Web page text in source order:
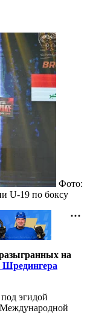
Фото:
U-19 по боксу
на
Шредингера
эгидой